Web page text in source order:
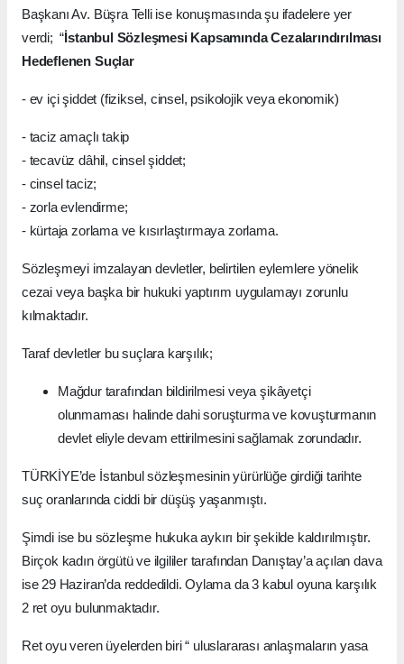
Başkanı Av. Büşra Telli ise konuşmasında şu ifadelere yer
verdi; “İstanbul Sözleşmesi Kapsamında Cezalarındırılması
Hedeflenen Suçlar
- ev içi şiddet (fiziksel, cinsel, psikolojik veya ekonomik)
- taciz amaçlı takip
- tecavüz dâhil, cinsel şiddet;
- cinsel taciz;
- zorla evlendirme;
- kürtaja zorlama ve kısırlaştırmaya zorlama.
Sözleşmeyi imzalayan devletler, belirtilen eylemlere yönelik
cezai veya başka bir hukuki yaptırım uygulamayı zorunlu
kılmaktadır.
Taraf devletler bu suçlara karşılık;
Mağdur tarafından bildirilmesi veya şikâyetçi
olunmaması halinde dahi soruşturma ve kovuşturmanın
devlet eliyle devam ettirilmesini sağlamak zorundadır.
TÜRKİYE’de İstanbul sözleşmesinin yürürlüğe girdiği tarihte
suç oranlarında ciddi bir düşüş yaşanmıştı.
Şimdi ise bu sözleşme hukuka aykırı bir şekilde kaldırılmıştır.
Birçok kadın örgütü ve ilgililer tarafından Danıştay’a açılan dava
ise 29 Haziran’da reddedildi. Oylama da 3 kabul oyuna karşılık
2 ret oyu bulunmaktadır.
Ret oyu veren üyelerden biri “ uluslararası anlaşmaların yasa